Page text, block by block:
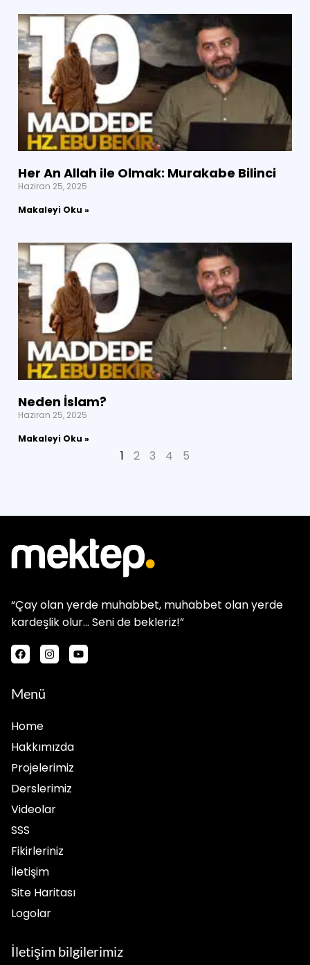
Her An Allah ile Olmak: Murakabe Bilinci
Haziran 25, 2025
Makaleyi Oku »
Neden İslam?
Haziran 25, 2025
Makaleyi Oku »
1 2 3 4 5
“Çay olan yerde muhabbet, muhabbet olan yerde
kardeşlik olur… Seni de bekleriz!”
Menü
Home
Hakkımızda
Projelerimiz
Derslerimiz
Videolar
SSS
Fikirleriniz
İletişim
Site Haritası
Logolar
İletişim bilgilerimiz